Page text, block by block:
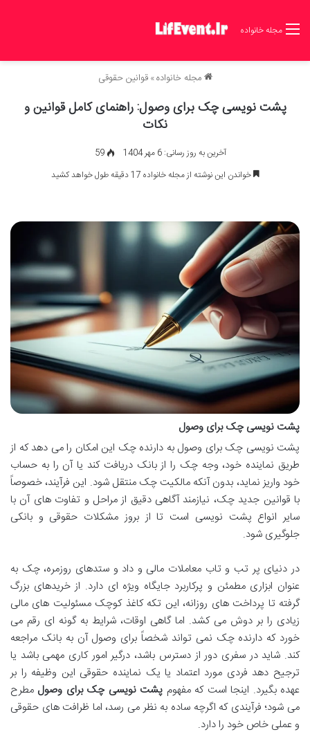
مجله خانواده
مجله خانواده» قوانین حقوقی
پشت نویسی چک برای وصول: راهنمای کامل قوانین و
نکات
آخرین به روز رسانی: 6 مهر 1404
59
خواندن این نوشته از مجله خانواده 17 دقیقه طول خواهد کشید
پشت نویسی چک برای وصول
پشت نویسی چک برای وصول به دارنده چک این امکان را می دهد که از
طریق نماینده خود، وجه چک را از بانک دریافت کند یا آن را به حساب
خود واریز نماید، بدون آنکه مالکیت چک منتقل شود. این فرآیند، خصوصاً
با قوانین جدید چک، نیازمند آگاهی دقیق از مراحل و تفاوت های آن با
سایر انواع پشت نویسی است تا از بروز مشکلات حقوقی و بانکی
جلوگیری شود.
در دنیای پر تب و تاب معاملات مالی و داد و ستدهای روزمره، چک به
عنوان ابزاری مطمئن و پرکاربرد جایگاه ویژه ای دارد. از خریدهای بزرگ
گرفته تا پرداخت های روزانه، این تکه کاغذ کوچک مسئولیت های مالی
زیادی را بر دوش می کشد. اما گاهی اوقات، شرایط به گونه ای رقم می
خورد که دارنده چک نمی تواند شخصاً برای وصول آن به بانک مراجعه
کند. شاید در سفری دور از دسترس باشد، درگیر امور کاری مهمی باشد یا
ترجیح دهد فردی مورد اعتماد یا یک نماینده حقوقی این وظیفه را بر
عهده بگیرد. اینجا است که مفهوم پشت نویسی چک برای وصول مطرح
می شود؛ فرآیندی که اگرچه ساده به نظر می رسد، اما ظرافت های حقوقی
و عملی خاص خود را دارد.